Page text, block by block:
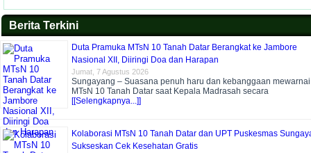
Berita Terkini
Duta Pramuka MTsN 10 Tanah Datar Berangkat ke Jambore
Nasional XII, Diiringi Doa dan Harapan
Jumat, 7 Agustus 2026
Sungayang – Suasana penuh haru dan kebanggaan mewarnai
MTsN 10 Tanah Datar saat Kepala Madrasah secara
[[Selengkapnya...]]
Kolaborasi MTsN 10 Tanah Datar dan UPT Puskesmas
Sukseskan Cek Kesehatan Gratis